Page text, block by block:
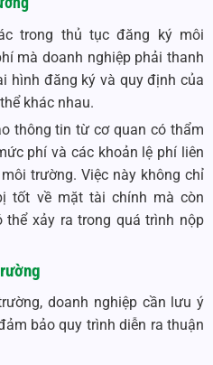
trong thủ tục đăng ký môi
mà doanh nghiệp phải thanh
hình đăng ký và quy định của
khác nhau.
thông tin từ cơ quan có thẩm
phí và các khoản lệ phí liên
trường. Việc này không chỉ
tốt về mặt tài chính mà còn
xảy ra trong quá trình nộp
doanh nghiệp cần lưu ý
bảo quy trình diễn ra thuận